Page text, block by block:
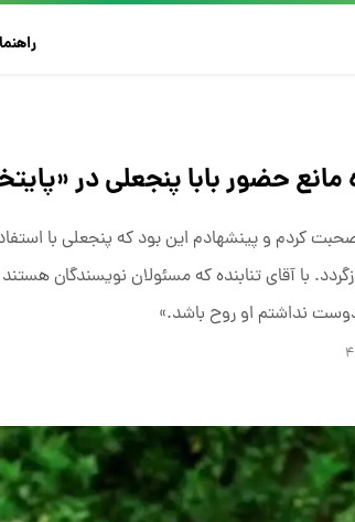
مانع حضور بابا پنجعلی در
کردم و پینشهادم این بود که پنجعلی با
با آقای تنابنده که مسئولان نویسندگان
نداشتم او روح باشد.»